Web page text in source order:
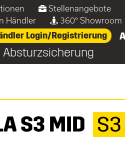
Stellenangebote
Händler
360° Showroom
Login/Registrierung
Absturzsicherung
S3 MID S3